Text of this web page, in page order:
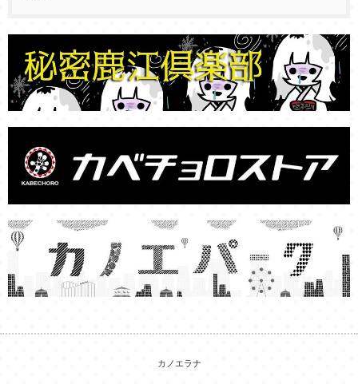
カノエラナ